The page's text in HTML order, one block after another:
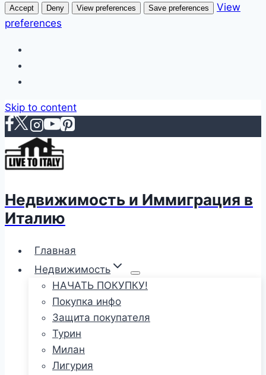
Accept Deny View preferences Save preferences
View
preferences
Skip to content
Недвижимость и Иммиграция в
Италию
Главная
Недвижимость
НАЧАТЬ ПОКУПКУ!
Покупка инфо
Защита покупателя
Турин
Милан
Лигурия